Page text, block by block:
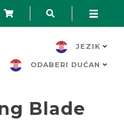
JEZIK
ODABERI DUĆAN
Blade